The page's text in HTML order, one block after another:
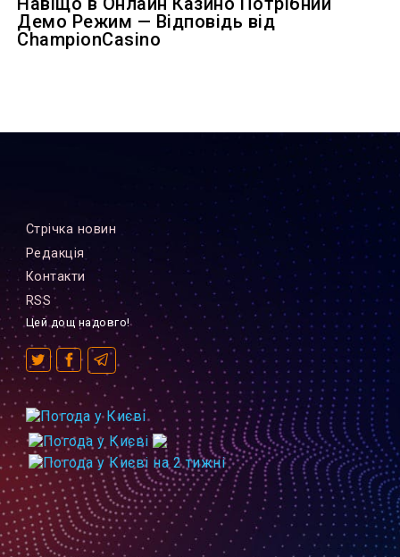
Демо Режим — Відповідь від
ChampionCasino
Стрiчка новин
Редакцiя
Контакти
RSS
Цей дощ надовго!